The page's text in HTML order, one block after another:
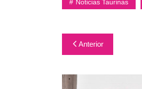
Noticias Taurinas
Navegación
de
entradas
Anterior